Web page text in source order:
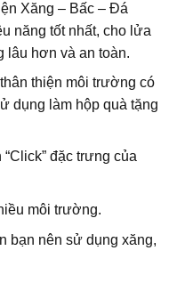
Xăng – Bấc – Đá
năng tốt nhất, cho lửa
lâu hơn và an toàn.
thiện môi trường có
dụng làm hộp quà tặng
đặc trưng của
môi trường.
bạn nên sử dụng xăng,